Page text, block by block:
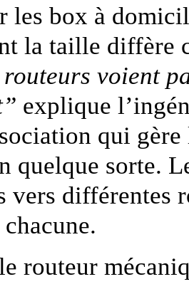
les box à
la taille diffère
routeurs voient
explique
qui
quelque sorte.
vers différentes
routeur